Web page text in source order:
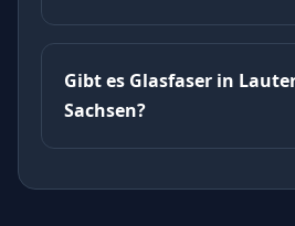
Gibt es Glasfaser in
Sachsen?